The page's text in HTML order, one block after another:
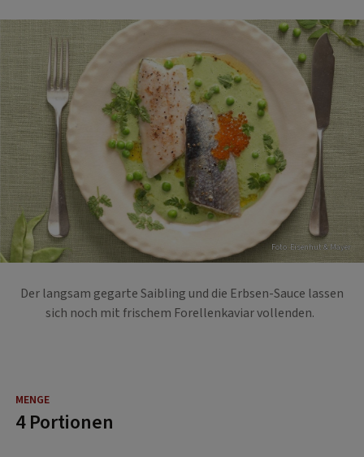
Foto: Eisenhut & Mayer
Der langsam gegarte Saibling und die Erbsen-Sauce lassen
sich noch mit frischem Forellenkaviar vollenden.
4 Portionen